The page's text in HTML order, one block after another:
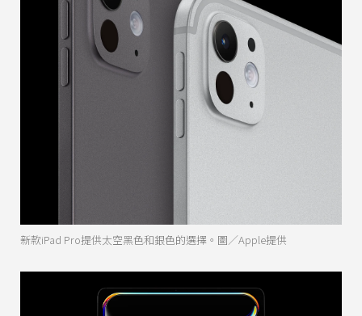
新款iPad Pro提供太空黑色和銀色的選擇。圖／Apple提供